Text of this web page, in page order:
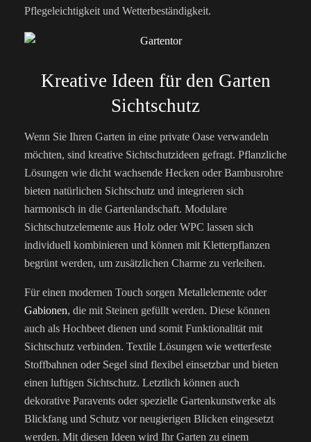
Pflegeleichtigkeit und Wetterbeständigkeit.
Kreative Ideen für den Garten
Sichtschutz
Wenn Sie Ihren Garten in eine private Oase verwandeln
möchten, sind kreative Sichtschutzideen gefragt. Pflanzliche
Lösungen wie dicht wachsende Hecken oder Bambusrohre
bieten natürlichen Sichtschutz und integrieren sich
harmonisch in die Gartenlandschaft. Modulare
Sichtschutzelemente aus Holz oder WPC lassen sich
individuell kombinieren und können mit Kletterpflanzen
begrünt werden, um zusätzlichen Charme zu verleihen.
Für einen modernen Touch sorgen Metallelemente oder
Gabionen, die mit Steinen gefüllt werden. Diese können
auch als Hochbeet dienen und somit Funktionalität mit
Sichtschutz verbinden. Textile Lösungen wie wetterfeste
Stoffbahnen oder Segel sind flexibel einsetzbar und bieten
einen luftigen Sichtschutz. Letztlich können auch
dekorative Paravents oder spezielle Gartenkunstwerke als
Blickfang und Schutz vor neugierigen Blicken eingesetzt
werden. Mit diesen Ideen wird Ihr Garten zu einem